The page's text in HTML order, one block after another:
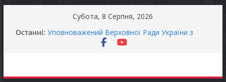
Субота, 8 Серпня, 2026
Останні: Уповноважений Верховної Ради України з
прав людини проводить опитування щодо